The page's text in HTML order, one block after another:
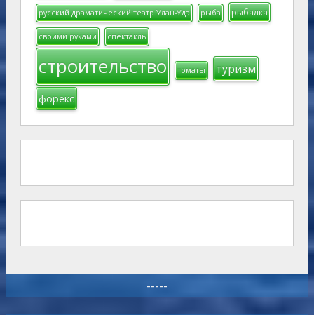
русский драматический театр Улан-Удэ рыба рыбалка
своими руками спектакль
строительство томаты туризм
форекс
-----